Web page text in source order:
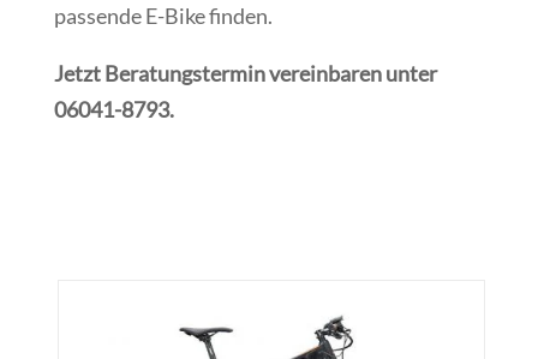
passende E-Bike finden.
Jetzt Beratungstermin vereinbaren unter
06041-8793.